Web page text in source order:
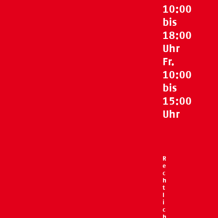
10:00
bis
18:00
Uhr
Fr.
10:00
bis
15:00
Uhr
R
e
c
h
t
l
i
c